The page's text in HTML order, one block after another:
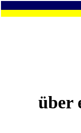
über